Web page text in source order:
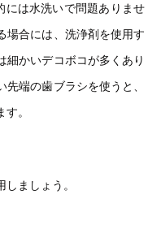
には水洗いで問題ありませ
場合には、洗浄剤を使用す
細かいデコボコが多くあり
端の歯ブラシを使うと、
。
ましょう。